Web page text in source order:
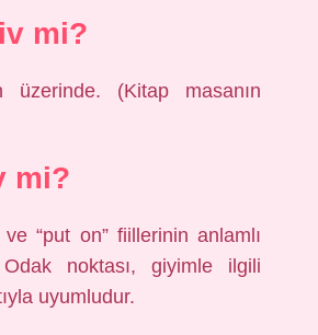
mi?
(Kitap masanın
mi?
“put on” fiillerinin anlamlı
Odak noktası, giyimle ilgili
uyumludur.